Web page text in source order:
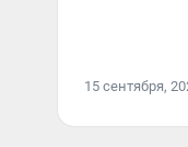
15 сентября,